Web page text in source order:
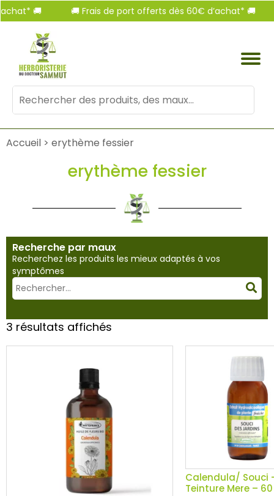
🚚 🚚 Frais de port offerts dès 60€ d’achat* 🚚
Mots
clés
Accueil > erythème fessier
erythème fessier
Recherche par maux
Recherchez les produits les mieux adaptés à vos
symptômes
Mots
clés
:
3 résultats affichés
Calendula/ Souci
Teinture Mere –